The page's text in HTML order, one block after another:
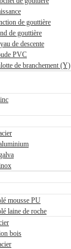
de gouttière
de gouttière
de descente
PVC
de branchement (Y)
mousse PU
laine de roche
bois